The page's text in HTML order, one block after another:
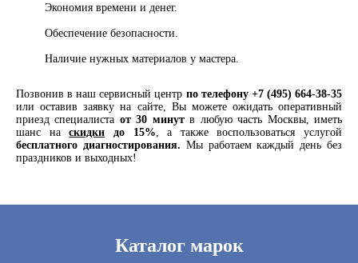
Экономия времени и денег.
Обеспечение безопасности.
Наличие нужных материалов у мастера.
Позвонив в наш сервисный центр по телефону +7 (495) 664-38-35
или оставив заявку на сайте, Вы можете ожидать оперативный
приезд специалиста от 30 минутв любую часть Москвы, иметь
шанс наскидки до 15%, а также воспользоваться услугой
бесплатного диагностирования. Мы работаем каждый день без
праздников и выходных!
Каталог марок